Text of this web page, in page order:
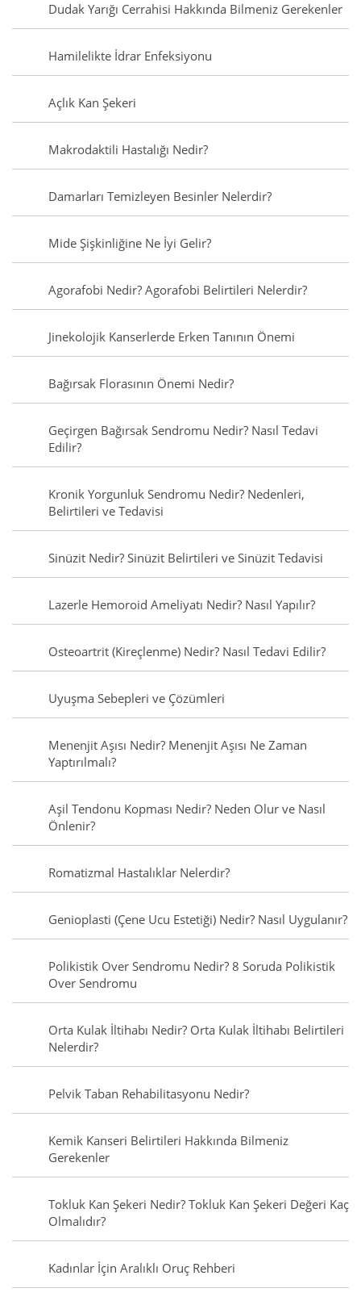
Dudak Yarığı Cerrahisi Hakkında Bilmeniz Gerekenler
Hamilelikte İdrar Enfeksiyonu
Açlık Kan Şekeri
Makrodaktili Hastalığı Nedir?
Damarları Temizleyen Besinler Nelerdir?
Mide Şişkinliğine Ne İyi Gelir?
Agorafobi Nedir? Agorafobi Belirtileri Nelerdir?
Jinekolojik Kanserlerde Erken Tanının Önemi
Bağırsak Florasının Önemi Nedir?
Geçirgen Bağırsak Sendromu Nedir? Nasıl Tedavi
Edilir?
Kronik Yorgunluk Sendromu Nedir? Nedenleri,
Belirtileri ve Tedavisi
Sinüzit Nedir? Sinüzit Belirtileri ve Sinüzit Tedavisi
Lazerle Hemoroid Ameliyatı Nedir? Nasıl Yapılır?
Osteoartrit (Kireçlenme) Nedir? Nasıl Tedavi Edilir?
Uyuşma Sebepleri ve Çözümleri
Menenjit Aşısı Nedir? Menenjit Aşısı Ne Zaman
Yaptırılmalı?
Aşil Tendonu Kopması Nedir? Neden Olur ve Nasıl
Önlenir?
Romatizmal Hastalıklar Nelerdir?
Genioplasti (Çene Ucu Estetiği) Nedir? Nasıl Uygulanır?
Polikistik Over Sendromu Nedir? 8 Soruda Polikistik
Over Sendromu
Orta Kulak İltihabı Nedir? Orta Kulak İltihabı Belirtileri
Nelerdir?
Pelvik Taban Rehabilitasyonu Nedir?
Kemik Kanseri Belirtileri Hakkında Bilmeniz
Gerekenler
Tokluk Kan Şekeri Nedir? Tokluk Kan Şekeri Değeri Kaç
Olmalıdır?
Kadınlar İçin Aralıklı Oruç Rehberi